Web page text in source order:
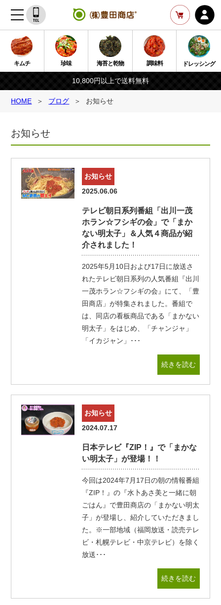
キムチ 珍味 海苔と乾物 調味料 ドレッシング
10,800円以上で送料無料
HOME ブログ お知らせ
お知らせ
お知らせ
2025.06.06
テレビ朝日系列番組「出川一茂
ホラン☆フシギの会」で「まか
ない明太子」＆人気４商品が紹
介されました！
2025年5月10日および17日に放送さ
れたテレビ朝日系列の人気番組『出川
一茂ホラン☆フシギの会』にて、「豊
田商店」が特集されました。番組で
は、同店の看板商品である「まかない
明太子」をはじめ、「チャンジャ」
「イカジャン」･･･
続きを読む
お知らせ
2024.07.17
日本テレビ『ZIP！』で「まかな
い明太子」が登場！！
今回は2024年7月17日の朝の情報番組
『ZIP！』の『水卜あさ美と一緒に朝
ごはん』で豊田商店の「まかない明太
子」が登場し、紹介していただきまし
た。※一部地域（福岡放送・読売テレ
ビ・札幌テレビ・中京テレビ）を除く
放送･･･
続きを読む